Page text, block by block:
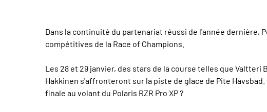
Dans la continuité du partenariat réussi de l'année
compétitives de la Race of Champions.
Les 28 et 29 janvier, des stars de la course telles que Valtteri
Hakkinen s'affronteront sur la piste de glace de Pite
finale au volant du Polaris RZR Pro XP ?